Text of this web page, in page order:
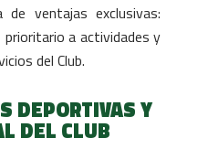
ventajas exclusivas:
a actividades y
del Club.
DEPORTIVAS Y
DEL CLUB